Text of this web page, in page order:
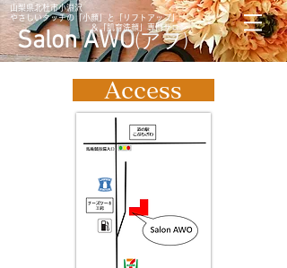
Salon AWO(アヲ)
山梨県北杜市小淵沢
​やさしいタッチの「小顔」と「リフトアップ」
​ ＆「肌育洗顔」専門サロン
Access